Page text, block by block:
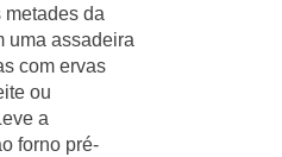
da
uma assadeira
com ervas
ou
a
forno pré-